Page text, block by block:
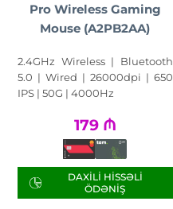
Pro Wireless Gaming
Mouse (A2PB2AA)
2.4GHz Wireless | Bluetooth
5.0 | Wired | 26000dpi | 650
IPS | 50G | 4000Hz
179 ₼
DAXILI HISSƏLI
ÖDƏNIŞ